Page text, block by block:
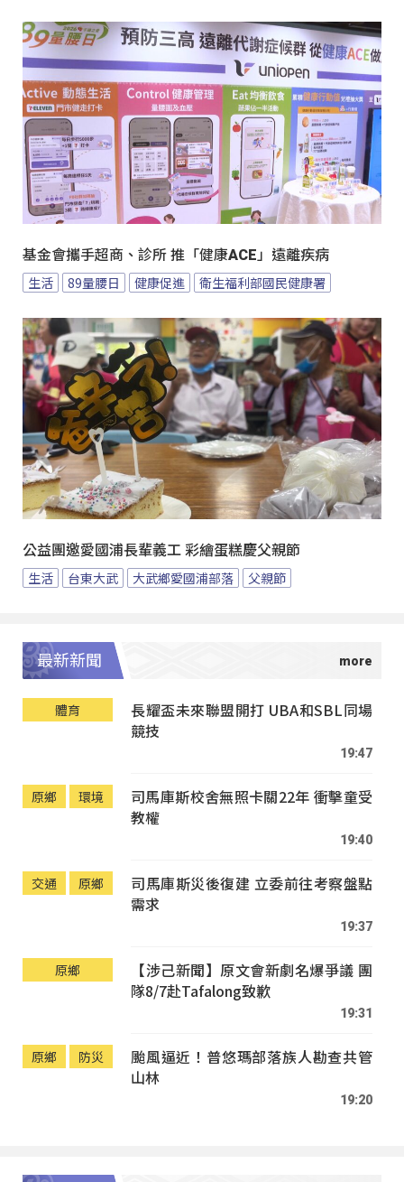
基金會攜手超商、診所 推「健康ACE」遠離疾病
生活 89量腰日 健康促進 衛生福利部國民健康署
公益團邀愛國浦長輩義工 彩繪蛋糕慶父親節
生活 台東大武 大武鄉愛國浦部落 父親節
最新新聞
體育
長耀盃未來聯盟開打 UBA和SBL同場
競技
19:47
原鄉 環境
司馬庫斯校舍無照卡關22年 衝擊童受
教權
19:40
交通 原鄉
司馬庫斯災後復建 立委前往考察盤點
需求
19:37
原鄉
【涉己新聞】原文會新劇名爆爭議 團
隊8/7赴Tafalong致歉
19:31
原鄉 防災
颱風逼近！普悠瑪部落族人勘查共管
山林
19:20